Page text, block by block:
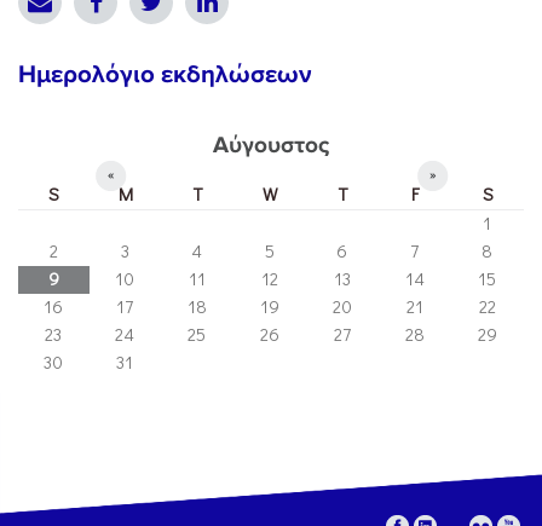
Ημερολόγιο εκδηλώσεων
Αύγουστος
« »
S M T W T F
S
1
2
3 4 5 6 7
8
9
10 11 12 13 14
15
16
17 18 19 20 21
22
23
24 25 26 27 28
29
30
31